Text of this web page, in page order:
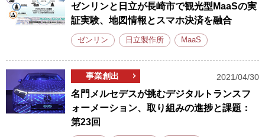
ゼンリンと日立が長崎市で観光型MaaSの実
証実験、地図情報とスマホ決済を融合
ゼンリン 日立製作所 MaaS
事業創出 2021/04/30
名門メルセデスが挑むデジタルトランスフ
ォーメーション、取り組みの進捗と課題：
第23回